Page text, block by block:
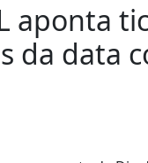
aponta
da data